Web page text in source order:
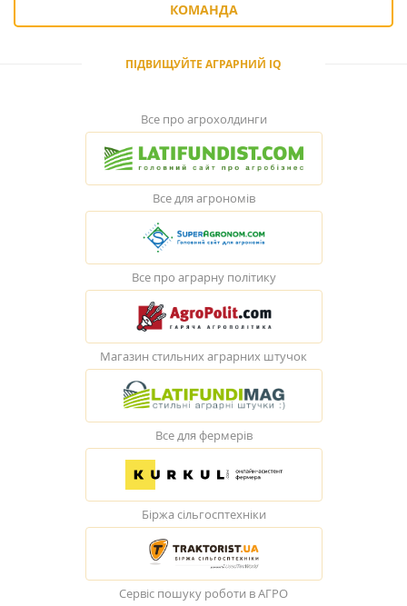
КОМАНДА
ПІДВИЩУЙТЕ АГРАРНИЙ IQ
Все про агрохолдинги
Все для агрономів
Все про аграрну політику
Магазин стильних аграрних штучок
Все для фермерів
Біржа сільгосптехніки
Сервіс пошуку роботи в АГРО